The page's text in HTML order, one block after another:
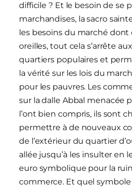
difficile ? Et le besoin de se
marchandises, la sacro
les besoins du marché dont
oreilles, tout cela s’arrête
quartiers populaires et
la vérité sur les lois du
pour les pauvres. Les
sur la dalle Abbal menacée
l’ont bien compris, ils sont
permettre à de nouveaux
de l’extérieur du quartier
allée jusqu’à les insulter en
euro symbolique pour la
commerce. Et quel symbole